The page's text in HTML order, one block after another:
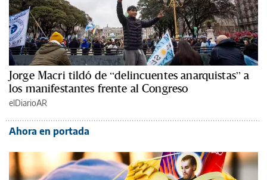
Jorge Macri tildó de “delincuentes anarquistas” a
los manifestantes frente al Congreso
elDiarioAR
Ahora en portada